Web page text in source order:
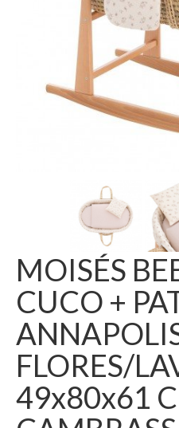
MOISÉS
CUCO +
FLORES/
49x80x61